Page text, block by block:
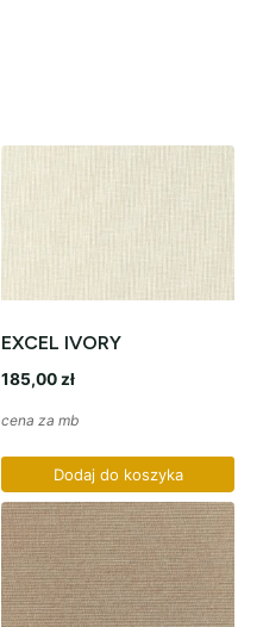
EXCEL IVORY
185,00 zł
cena za mb
Dodaj do koszyka